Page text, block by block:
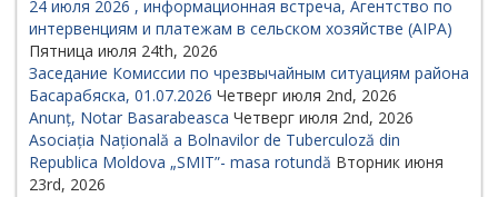
24 июля 2026 , информационная встреча, Агентство по
интервенциям и платежам в сельском хозяйстве (AIPA)
Пятница июля 24th, 2026
Заседание Комиссии по чрезвычайным ситуациям района
Басарабяска, 01.07.2026 Четверг июля 2nd, 2026
Anunț, Notar Basarabeasca Четверг июля 2nd, 2026
Asociația Națională a Bolnavilor de Tuberculoză din
Republica Moldova „SMIT”- masa rotundă Вторник июня
23rd, 2026